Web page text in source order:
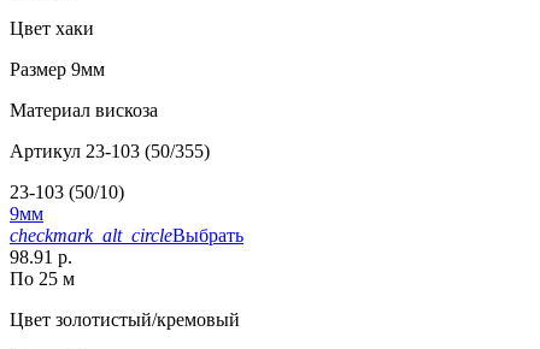
Цвет хаки
Размер 9мм
Материал вискоза
Артикул 23-103 (50/355)
23-103 (50/10)
9мм
checkmark_alt_circleВыбрать
98.91 р.
По 25 м
Цвет золотистый/кремовый